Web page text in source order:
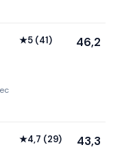
★5 (41) 46,2
★4,7 (29) 43,3